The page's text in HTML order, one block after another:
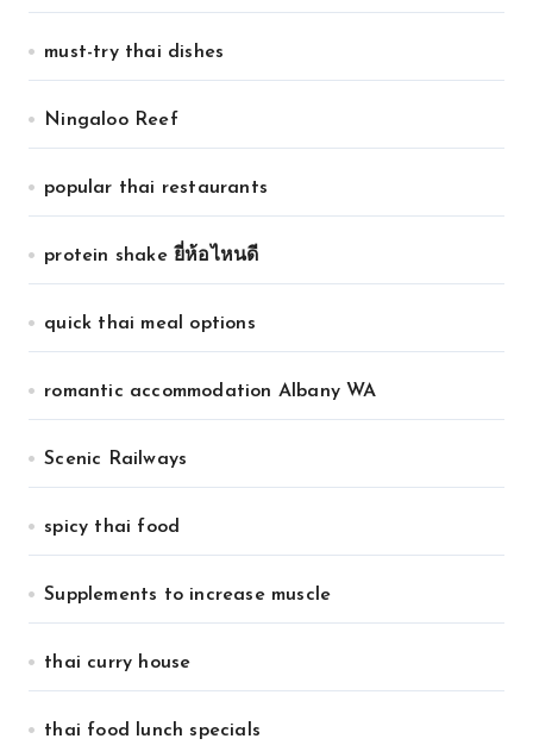
must-try thai dishes
Ningaloo Reef
popular thai restaurants
protein shake ยี่ห้อไหนดี
quick thai meal options
romantic accommodation Albany WA
Scenic Railways
spicy thai food
Supplements to increase muscle
thai curry house
thai food lunch specials